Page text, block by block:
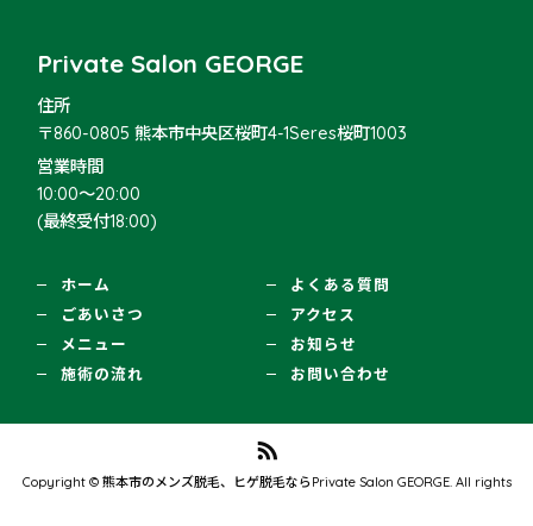
Private Salon GEORGE
住所
〒860-0805 熊本市中央区桜町4-1Seres桜町1003
営業時間
10:00〜20:00
(最終受付18:00)
ホーム
ごあいさつ
メニュー
施術の流れ
よくある質問
アクセス
お知らせ
お問い合わせ
Copyright © 熊本市のメンズ脱毛、ヒゲ脱毛ならPrivate Salon GEORGE. All rights